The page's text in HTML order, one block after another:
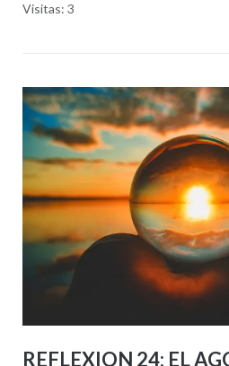
Visitas: 3
REFLEXION 24: EL